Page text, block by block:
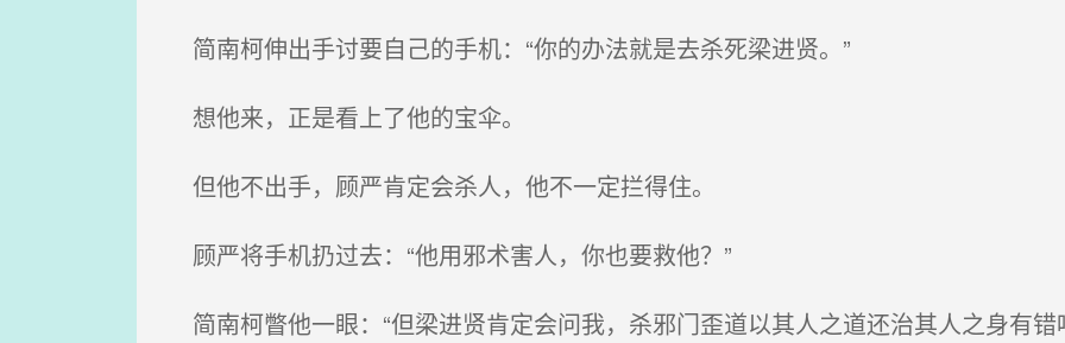
简南柯伸出手讨要自己的手机：“你的办法就是去杀死梁进贤。”
想他来，正是看上了他的宝伞。
但他不出手，顾严肯定会杀人，他不一定拦得住。
顾严将手机扔过去：“他用邪术害人，你也要救他？”
简南柯瞥他一眼：“但梁进贤肯定会问我，杀邪门歪道以其人之道还治其人之身有错